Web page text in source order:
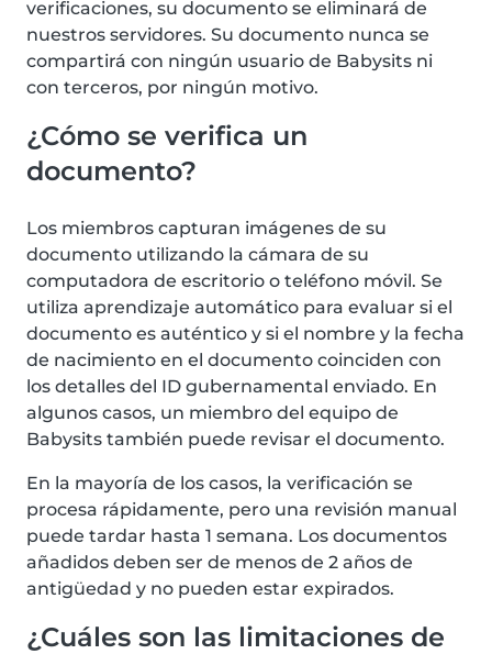
verificaciones, su documento se eliminará de
nuestros servidores. Su documento nunca se
compartirá con ningún usuario de Babysits ni
con terceros, por ningún motivo.
¿Cómo se verifica un
documento?
Los miembros capturan imágenes de su
documento utilizando la cámara de su
computadora de escritorio o teléfono móvil. Se
utiliza aprendizaje automático para evaluar si el
documento es auténtico y si el nombre y la fecha
de nacimiento en el documento coinciden con
los detalles del ID gubernamental enviado. En
algunos casos, un miembro del equipo de
Babysits también puede revisar el documento.
En la mayoría de los casos, la verificación se
procesa rápidamente, pero una revisión manual
puede tardar hasta 1 semana. Los documentos
añadidos deben ser de menos de 2 años de
antigüedad y no pueden estar expirados.
¿Cuáles son las limitaciones de